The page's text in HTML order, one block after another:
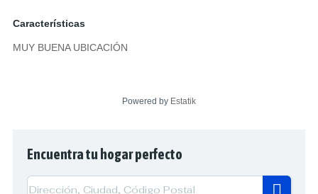
Características
MUY BUENA UBICACIÓN
Powered by Estatik
Encuentra tu hogar perfecto